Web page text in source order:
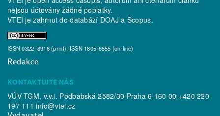
nejsou účtovány žádné poplatky.
VTEI je zahrnut do databází DOAJ a Scopus.
ISSN 0322–8916 (print), ISSN 1805-6555 (on-line)
Redakce
KONTAKTUJTE NÁS
VÚV TGM, v.v.i. Podbabská 2582/30 Praha 6 160 00 +420 220
197 111info@vtei.cz